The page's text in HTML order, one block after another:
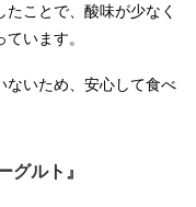
ことで、酸味が少なく
います。
ないため、安心して食べ
ルト』